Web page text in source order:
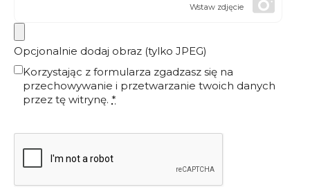
Wstaw zdjęcie
Opcjonalnie dodaj obraz (tylko JPEG)
Korzystając z formularza zgadzasz się na
przechowywanie i przetwarzanie twoich danych
przez tę witrynę. *